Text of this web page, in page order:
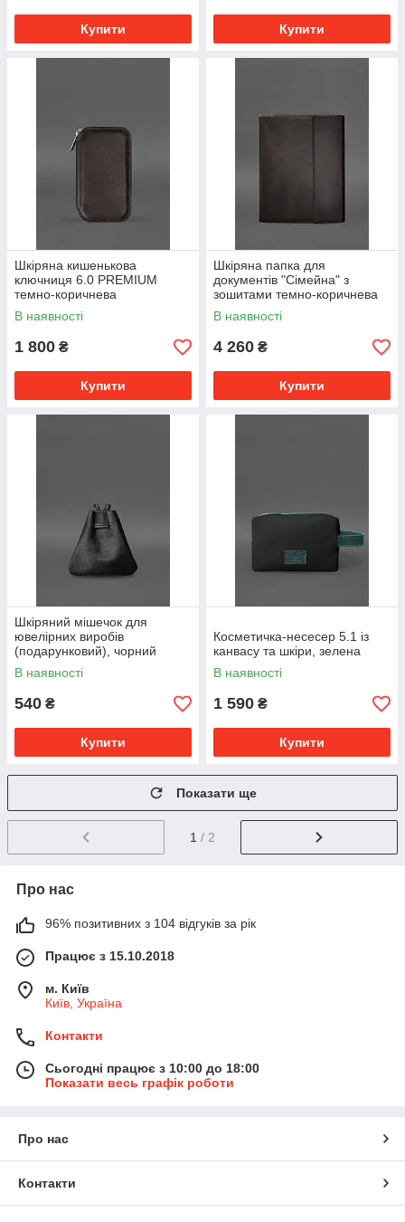
Купити Купити
Шкіряна кишенькова
ключниця 6.0 PREMIUM
темно-коричнева
В наявності
1 800 ₴
Купити
Шкіряна папка для
документів "Сімейна" з
зошитами темно-коричнева
В наявності
4 260 ₴
Купити
Шкіряний мішечок для
ювелірних виробів
(подарунковий), чорний
В наявності
540 ₴
Купити
Косметичка-несесер 5.1 із
канвасу та шкіри, зелена
В наявності
1 590 ₴
Купити
Показати ще
1 / 2
Про нас
96% позитивних з 104 відгуків за рік
Працює з 15.10.2018
м. Київ
Київ, Україна
Контакти
Сьогодні працює з 10:00 до 18:00
Показати весь графік роботи
Про нас
Контакти